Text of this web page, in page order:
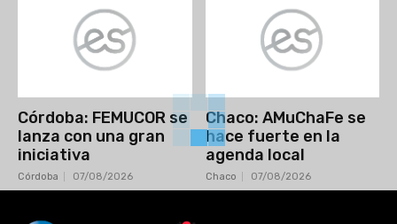
Córdoba: FEMUCOR se
lanza con una gran
iniciativa
Córdoba 07/08/2026
Chaco: AMuChaFe se
hace fuerte en la
agenda local
Chaco 07/08/2026